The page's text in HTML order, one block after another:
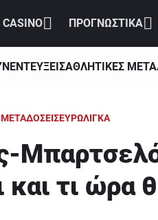
CASINO ΠΡΟΓΝΩΣΤΙΚΑ
ΑΘΛΗΤΙΚΕΣ
ΕΥΡΩΛΙΓΚΑ
και τι ώρα